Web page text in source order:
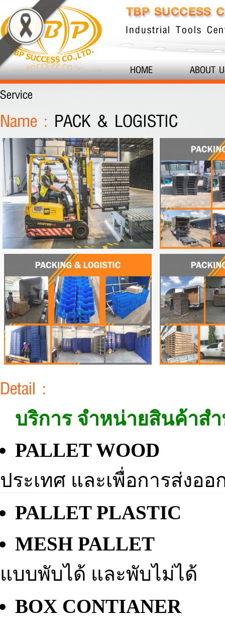
Industrial Tools
HOME ABOUT
Service
Name : PACK & LOGISTIC
Detail :
บริการ จำหน่ายสินค้าส
PALLET
ประเทศ และเพื่อการส่งออ
PALLET
MESH
แบบพับได้ และพับไม่ได้
BOX